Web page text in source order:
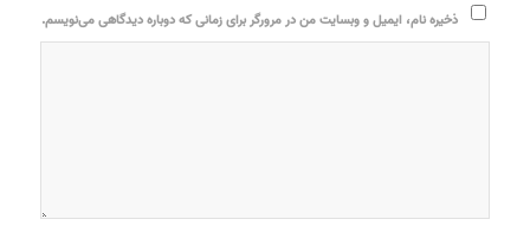
ذخیره نام، ایمیل و وبسایت من در مرورگر برای زمانی که دوباره دیدگاهی می‌نویسم.